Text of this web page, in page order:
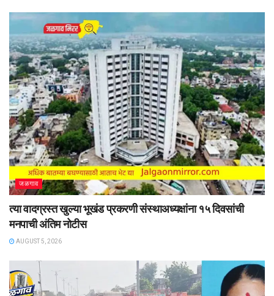
जळगाव
त्या वादग्रस्त खुल्या भूखंड प्रकरणी संस्थाअध्यक्षांना १५ दिवसांची
मनपाची अंतिम नोटीस
AUGUST 5, 2026